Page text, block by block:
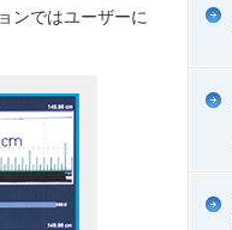
ンではユーザーに